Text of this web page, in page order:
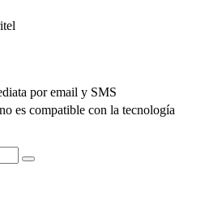
por email y SMS
es compatible con la tecnología